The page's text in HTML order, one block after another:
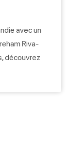
avec un
Riva-
découvrez
[…]